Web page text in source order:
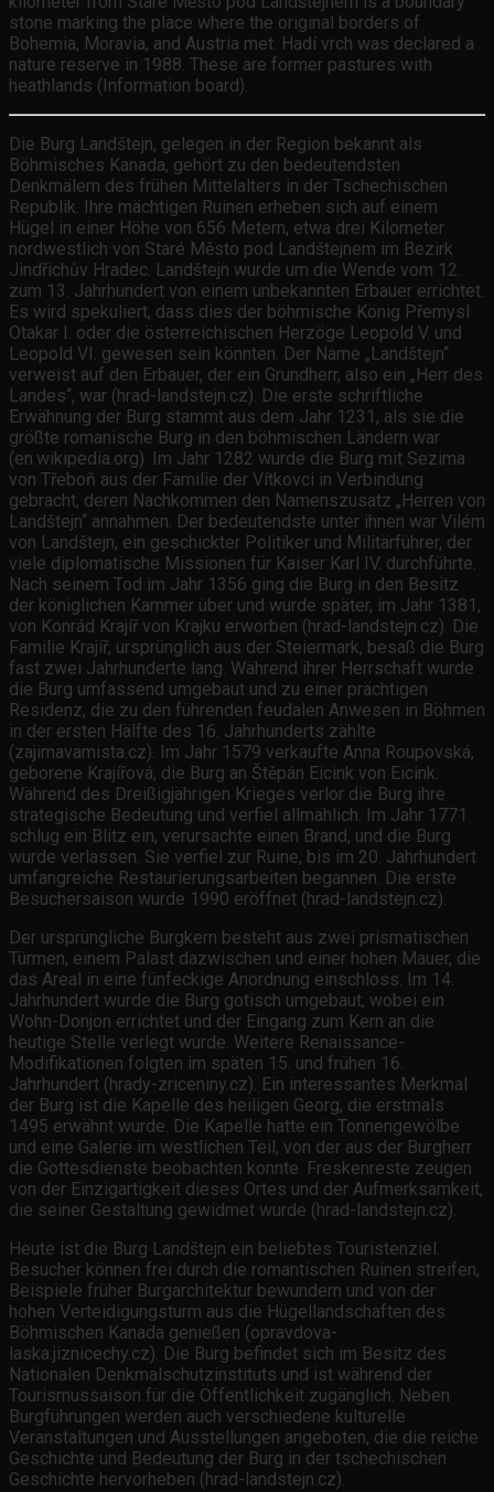
stone marking the place where the original borders of
Bohemia, Moravia, and Austria met. Hadí vrch was declared a
nature reserve in 1988. These are former pastures with
heathlands (Information board).
Die Burg Landštejn, gelegen in der Region bekannt als
Böhmisches Kanada, gehört zu den bedeutendsten
Denkmälern des frühen Mittelalters in der Tschechischen
Republik. Ihre mächtigen Ruinen erheben sich auf einem
Hügel in einer Höhe von 656 Metern, etwa drei Kilometer
nordwestlich von Staré Město pod Landštejnem im Bezirk
Jindřichův Hradec. Landštejn wurde um die Wende vom 12.
zum 13. Jahrhundert von einem unbekannten Erbauer errichtet.
Es wird spekuliert, dass dies der böhmische König Přemysl
Otakar I. oder die österreichischen Herzöge Leopold V. und
Leopold VI. gewesen sein könnten. Der Name „Landštejn“
verweist auf den Erbauer, der ein Grundherr, also ein „Herr des
Landes“, war (hrad-landstejn.cz). Die erste schriftliche
Erwähnung der Burg stammt aus dem Jahr 1231, als sie die
größte romanische Burg in den böhmischen Ländern war
(en.wikipedia.org). Im Jahr 1282 wurde die Burg mit Sezima
von Třeboň aus der Familie der Vítkovci in Verbindung
gebracht, deren Nachkommen den Namenszusatz „Herren von
Landštejn“ annahmen. Der bedeutendste unter ihnen war Vilém
von Landštejn, ein geschickter Politiker und Militärführer, der
viele diplomatische Missionen für Kaiser Karl IV. durchführte.
Nach seinem Tod im Jahr 1356 ging die Burg in den Besitz
der königlichen Kammer über und wurde später, im Jahr 1381,
von Konrád Krajíř von Krajku erworben (hrad-landstejn.cz). Die
Familie Krajíř, ursprünglich aus der Steiermark, besaß die Burg
fast zwei Jahrhunderte lang. Während ihrer Herrschaft wurde
die Burg umfassend umgebaut und zu einer prächtigen
Residenz, die zu den führenden feudalen Anwesen in Böhmen
in der ersten Hälfte des 16. Jahrhunderts zählte
(zajimavamista.cz). Im Jahr 1579 verkaufte Anna Roupovská,
geborene Krajířová, die Burg an Štěpán Eicink von Eicink.
Während des Dreißigjährigen Krieges verlor die Burg ihre
strategische Bedeutung und verfiel allmählich. Im Jahr 1771
schlug ein Blitz ein, verursachte einen Brand, und die Burg
wurde verlassen. Sie verfiel zur Ruine, bis im 20. Jahrhundert
umfangreiche Restaurierungsarbeiten begannen. Die erste
Besuchersaison wurde 1990 eröffnet (hrad-landstejn.cz).
Der ursprüngliche Burgkern besteht aus zwei prismatischen
Türmen, einem Palast dazwischen und einer hohen Mauer, die
das Areal in eine fünfeckige Anordnung einschloss. Im 14.
Jahrhundert wurde die Burg gotisch umgebaut, wobei ein
Wohn-Donjon errichtet und der Eingang zum Kern an die
heutige Stelle verlegt wurde. Weitere Renaissance-
Modifikationen folgten im späten 15. und frühen 16.
Jahrhundert (hrady-zriceniny.cz). Ein interessantes Merkmal
der Burg ist die Kapelle des heiligen Georg, die erstmals
1495 erwähnt wurde. Die Kapelle hatte ein Tonnengewölbe
und eine Galerie im westlichen Teil, von der aus der Burgherr
die Gottesdienste beobachten konnte. Freskenreste zeugen
von der Einzigartigkeit dieses Ortes und der Aufmerksamkeit,
die seiner Gestaltung gewidmet wurde (hrad-landstejn.cz).
Heute ist die Burg Landštejn ein beliebtes Touristenziel.
Besucher können frei durch die romantischen Ruinen streifen,
Beispiele früher Burgarchitektur bewundern und von der
hohen Verteidigungsturm aus die Hügellandschaften des
Böhmischen Kanada genießen (opravdova-
laska.jiznicechy.cz). Die Burg befindet sich im Besitz des
Nationalen Denkmalschutzinstituts und ist während der
Tourismussaison für die Öffentlichkeit zugänglich. Neben
Burgführungen werden auch verschiedene kulturelle
Veranstaltungen und Ausstellungen angeboten, die die reiche
Geschichte und Bedeutung der Burg in der tschechischen
Geschichte hervorheben (hrad-landstejn.cz).